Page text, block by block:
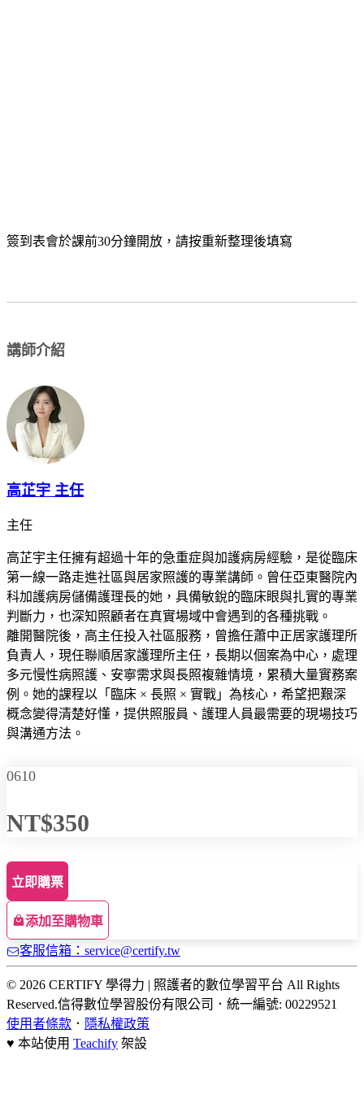
簽到表會於課前30分鐘開放，請按重新整理後填寫
講師介紹
高芷宇 主任
主任
高芷宇主任擁有超過十年的急重症與加護病房經驗，是從臨床
第一線一路走進社區與居家照護的專業講師。曾任亞東醫院內
科加護病房儲備護理長的她，具備敏銳的臨床眼與扎實的專業
判斷力，也深知照顧者在真實場域中會遇到的各種挑戰。
離開醫院後，高主任投入社區服務，曾擔任蕭中正居家護理所
負責人，現任聯順居家護理所主任，長期以個案為中心，處理
多元慢性病照護、安寧需求與長照複雜情境，累積大量實務案
例。她的課程以「臨床 × 長照 × 實戰」為核心，希望把艱深
概念變得清楚好懂，提供照服員、護理人員最需要的現場技巧
與溝通方法。
0610
NT$350
立即購票
添加至購物車
客服信箱：service@certify.tw
© 2026 CERTIFY 學得力 | 照護者的數位學習平台 All Rights
Reserved.信得數位學習股份有限公司 ． 統一編號: 00229521
使用者條款 ． 隱私權政策
♥ 本站使用 Teachify 架設